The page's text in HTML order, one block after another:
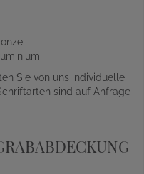
Sie von uns individuelle
sind auf Anfrage